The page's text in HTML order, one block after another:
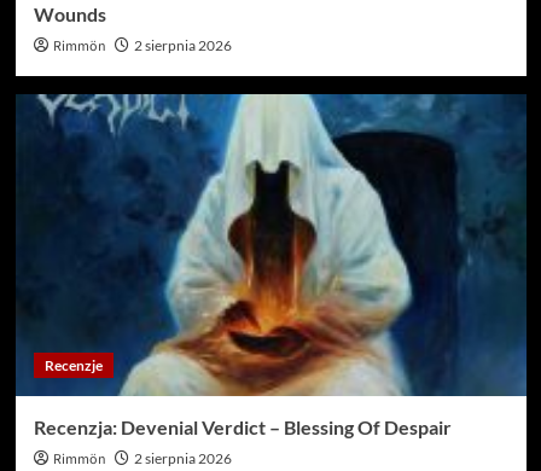
Wounds
Rimmön 2 sierpnia 2026
Recenzje
Recenzja: Devenial Verdict – Blessing Of Despair
Rimmön 2 sierpnia 2026